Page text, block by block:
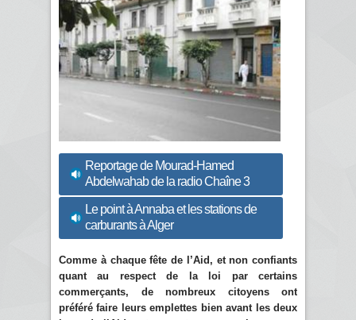
Reportage de Mourad-Hamed
Abdelwahab de la radio Chaîne 3
Le point à Annaba et les stations de
carburants à Alger
Comme à chaque fête de l’Aid, et non confiants
quant au respect de la loi par certains
commerçants, de nombreux citoyens ont
préféré faire leurs emplettes bien avant les deux